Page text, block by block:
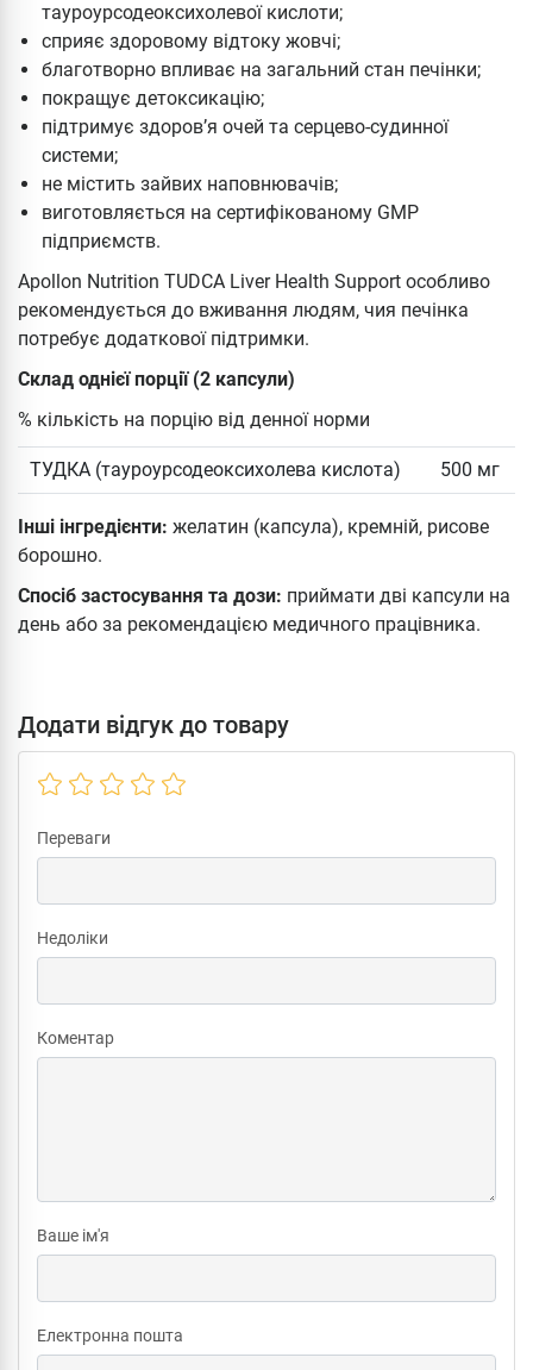
тауроурсодеоксихолевої кислоти;
сприяє здоровому відтоку жовчі;
благотворно впливає на загальний стан печінки;
покращує детоксикацію;
підтримує здоров’я очей та серцево-судинної
системи;
не містить зайвих наповнювачів;
виготовляється на сертифікованому GMP
підприємств.
Apollon Nutrition TUDCA Liver Health Support особливо
рекомендується до вживання людям, чия печінка
потребує додаткової підтримки.
Склад однієї порції (2 капсули)
% кількість на порцію від денної норми
ТУДКА (тауроурсодеоксихолева кислота) 500 мг
Інші інгредієнти: желатин (капсула), кремній, рисове
борошно.
Спосіб застосування та дози: приймати дві капсули на
день або за рекомендацією медичного працівника.
Додати відгук до товару
Переваги
Недоліки
Коментар
Ваше ім'я
Електронна пошта